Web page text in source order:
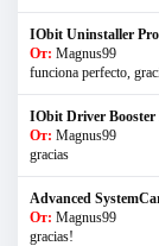
IObit Uninstaller Pro
От: Magnus99
funciona perfecto,
IObit Driver Booster
От: Magnus99
gracias
Advanced
От: Magnus99
gracias!